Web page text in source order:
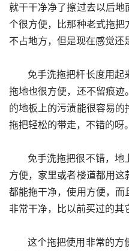
就干干净净了擦过去以后
个很方便，比那种老式拖把
不占地方，但是现在感觉还
拖地也很方便，还不留痕
的地板上的污渍能很容易
拖把轻松的带走，不错的呀。
方便，家里或者楼道都用
都能拖干净，使用方便，
非常干净，比以前买过的其